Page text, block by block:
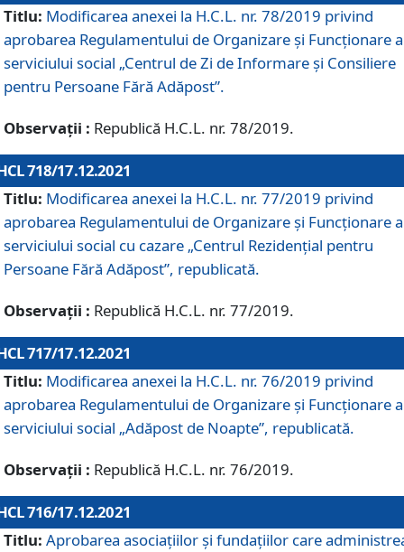
Titlu: Modificarea anexei la H.C.L. nr. 78/2019 privind
aprobarea Regulamentului de Organizare și Funcționare
serviciului social „Centrul de Zi de Informare şi Consiliere
pentru Persoane Fără Adăpost”.
Observații : Republică H.C.L. nr. 78/2019.
718/17.12.2021
Titlu: Modificarea anexei la H.C.L. nr. 77/2019 privind
aprobarea Regulamentului de Organizare și Funcționare
serviciului social cu cazare „Centrul Rezidențial pentru
Persoane Fără Adăpost”, republicată.
Observații : Republică H.C.L. nr. 77/2019.
717/17.12.2021
Titlu: Modificarea anexei la H.C.L. nr. 76/2019 privind
aprobarea Regulamentului de Organizare şi Funcționare
serviciului social „Adăpost de Noapte”, republicată.
Observații : Republică H.C.L. nr. 76/2019.
716/17.12.2021
Titlu: Aprobarea asociaţiilor şi fundaţiilor care